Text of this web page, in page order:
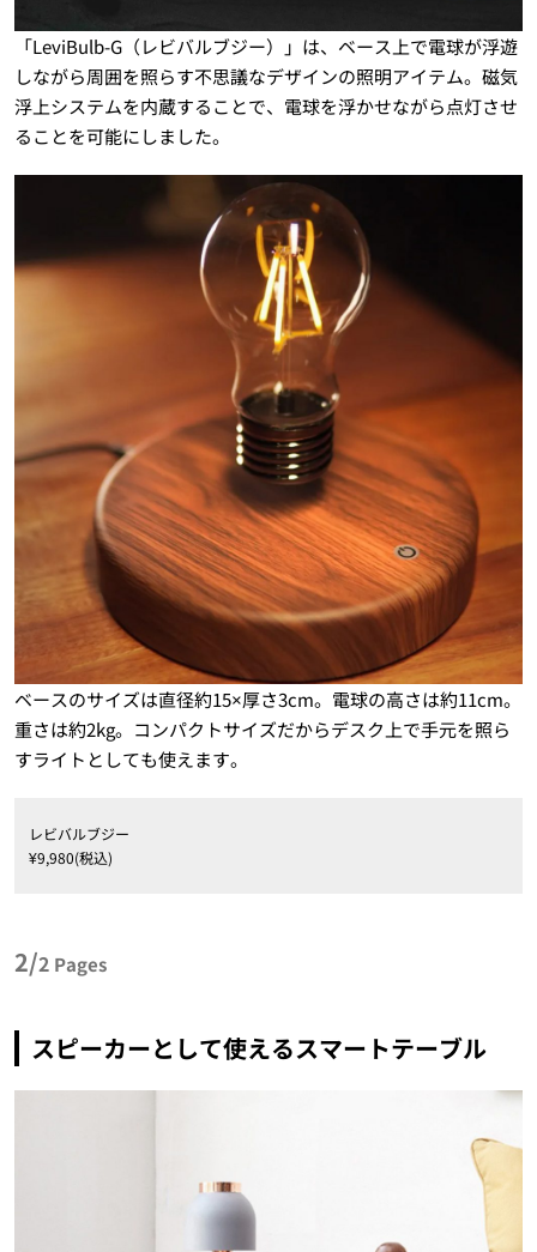
「LeviBulb-G（レビバルブジー）」は、ベース上で電球が浮遊
しながら周囲を照らす不思議なデザインの照明アイテム。磁気
浮上システムを内蔵することで、電球を浮かせながら点灯させ
ることを可能にしました。
ベースのサイズは直径約15×厚さ3cm。電球の高さは約11cm。
重さは約2kg。コンパクトサイズだからデスク上で手元を照ら
すライトとしても使えます。
レビバルブジー
¥9,980(税込)
2/2 Pages
スピーカーとして使えるスマートテーブル